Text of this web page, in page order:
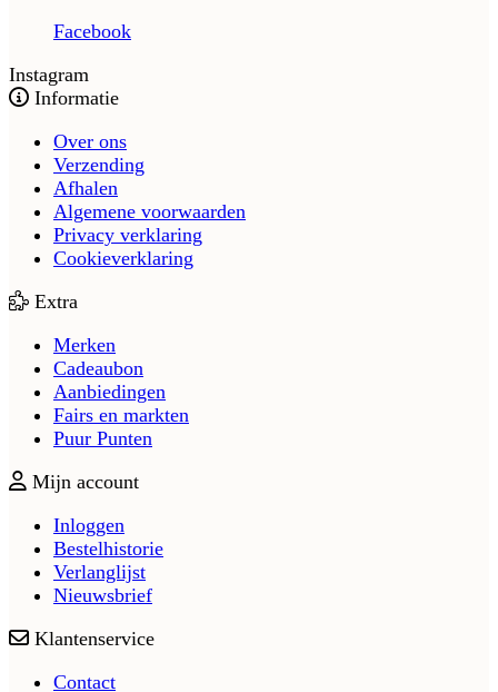
Facebook
Instagram
Informatie
Over ons
Verzending
Afhalen
Algemene voorwaarden
Privacy verklaring
Cookieverklaring
Extra
Merken
Cadeaubon
Aanbiedingen
Fairs en markten
Puur Punten
Mijn account
Inloggen
Bestelhistorie
Verlanglijst
Nieuwsbrief
Klantenservice
Contact